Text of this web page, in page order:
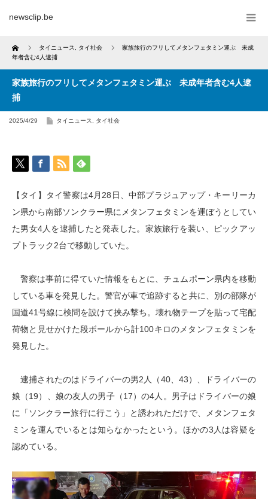
newsclip.be
Home タイニュース タイ社会
家族旅行のフリしてメタンフェタミン運ぶ 未成
年者含む4人逮捕
家族旅行のフリしてメタンフェタミン運ぶ 未成年者含む4人逮
捕
2025/4/29 タイニュース タイ社会
【タイ】タイ警察は4月28日、中部プラジュアップ・キーリーカ
ン県から南部ソンクラー県にメタンフェタミンを運ぼうとしてい
た男女4人を逮捕したと発表した。家族旅行を装い、ピックアッ
プトラック2台で移動していた。
警察は事前に得ていた情報をもとに、チュムポーン県内を移動
している車を発見した。警官が車で追跡すると共に、別の部隊が
国道41号線に検問を設けて挟み撃ち。壊れ物テープを貼って宅配
荷物と見せかけた段ボールから計100キロのメタンフェタミンを
発見した。
逮捕されたのはドライバーの男2人（40、43）、ドライバーの
娘（19）、娘の友人の男子（17）の4人。男子はドライバーの娘
に「ソンクラー旅行に行こう」と誘われただけで、メタンフェタ
ミンを運んでいるとは知らなかったという。ほかの3人は容疑を
認めている。